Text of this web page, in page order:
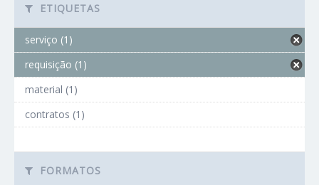
ETIQUETAS
serviço (1)
requisição (1)
material (1)
contratos (1)
FORMATOS